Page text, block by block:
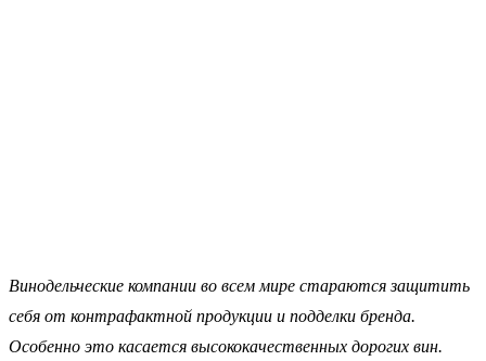
Винодельческие компании во всем мире стараются защитить
себя от контрафактной продукции и подделки бренда.
Особенно это касается высококачественных дорогих вин.